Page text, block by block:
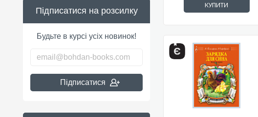
Підписатися на розсилку
Будьте в курсі усіх новинок!
Підписатися
КУПИТИ